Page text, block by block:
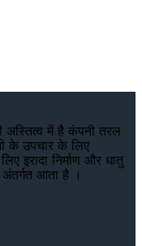
अस्तित्व में है कंपनी तरल
के उपचार के लिए
इरादा निर्माण और धातु
आता है ।